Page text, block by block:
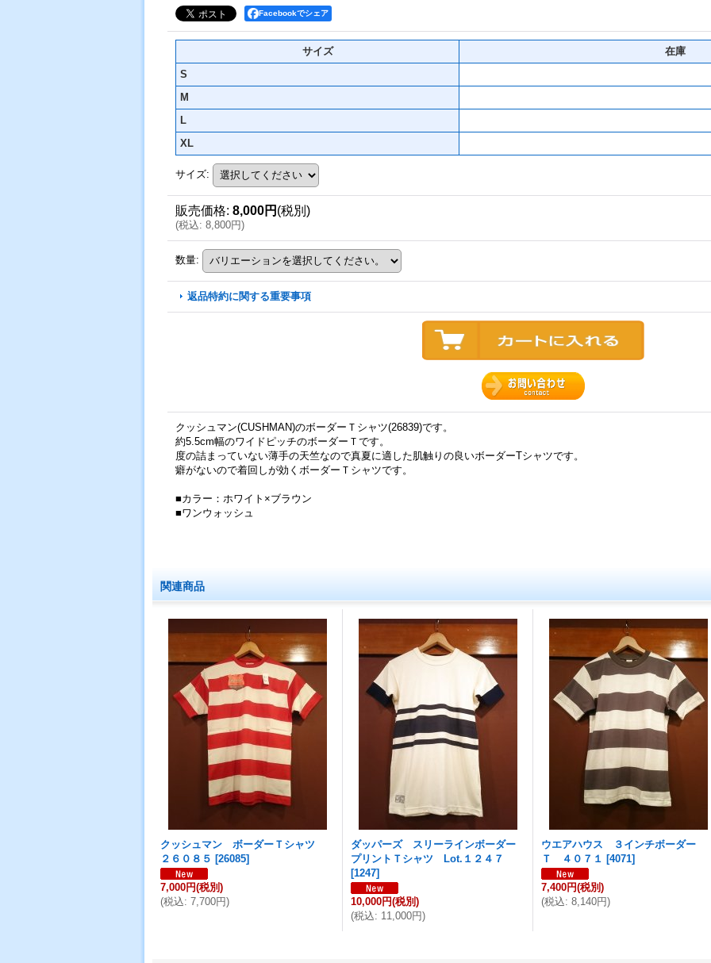
Facebookでシェア
サイズ
在庫
S
M
L
XL
サイズ:
販売価格: 8,000円 (税別)
(税込: 8,800円)
数量:
返品特約に関する重要事項
クッシュマン(CUSHMAN)のボーダーＴシャツ(26839)です。
約5.5cm幅のワイドピッチのボーダーＴです。
度の詰まっていない薄手の天竺なので真夏に適した肌触りの良いボーダーTシャツです。
癖がないので着回しが効くボーダーＴシャツです。
■カラー：ホワイト×ブラウン
■ワンウォッシュ
関連商品
クッシュマン ボーダーＴシャツ
２６０８５ [26085]
7,000円(税別)
(税込: 7,700円)
ダッパーズ スリーラインボーダー
プリントＴシャツ Lot.１２４７
[1247]
10,000円(税別)
(税込: 11,000円)
ウエアハウス ３インチボーダー
Ｔ ４０７１ [4071]
7,400円(税別)
(税込: 8,140円)